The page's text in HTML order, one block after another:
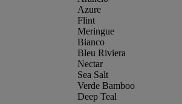
Azure
Flint
Meringue
Bianco
Bleu Riviera
Nectar
Sea Salt
Verde Bamboo
Deep Teal